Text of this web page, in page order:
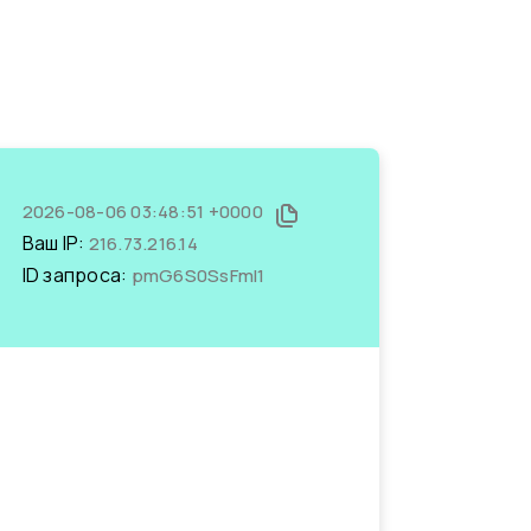
2026-08-06 03:48:51 +0000
Ваш IP: 216.73.216.14
ID запроса: pmG6S0SsFmI1